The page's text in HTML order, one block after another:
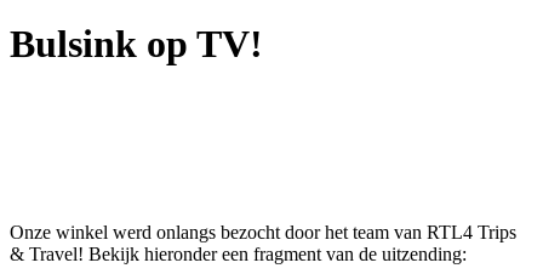
Bulsink op TV!
Onze winkel werd onlangs bezocht door het team van RTL4 Trips
& Travel! Bekijk hieronder een fragment van de uitzending: